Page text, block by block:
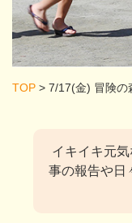
TOP > 7/17(金) 冒険の
イキイキ元気
事の報告や日